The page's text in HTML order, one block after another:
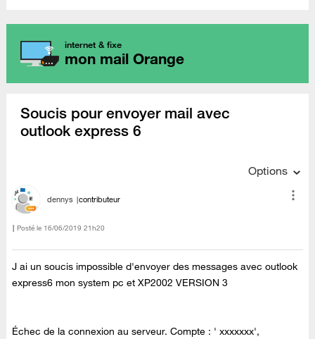
internet & fixe
mon mail Orange
Soucis pour envoyer mail avec
outlook express 6
Options
dennys contributeur
Posté le ‎16/06/2019 21h20
J ai un soucis impossible d'envoyer des messages avec outlook
express6 mon system pc et XP2002 VERSION 3
Échec de la connexion au serveur. Compte : ' xxxxxxx',